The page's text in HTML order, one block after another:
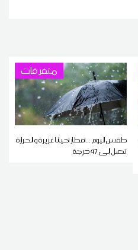
متفرقات
طقس اليوم ...أمطار أحيانا غزيرة و الحرارة
تصل إلى 47 درجة